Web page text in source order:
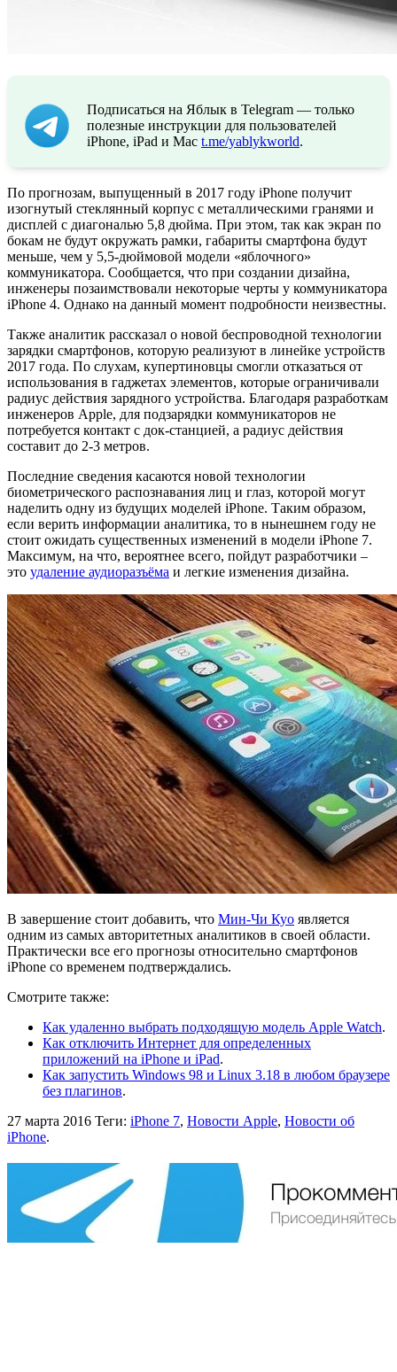
Подписаться на Яблык в Telegram — только
полезные инструкции для пользователей
iPhone, iPad и Mac t.me/yablykworld.
По прогнозам, выпущенный в 2017 году iPhone получит
изогнутый стеклянный корпус с металлическими гранями и
дисплей с диагональю 5,8 дюйма. При этом, так как экран по
бокам не будут окружать рамки, габариты смартфона будут
меньше, чем у 5,5-дюймовой модели «яблочного»
коммуникатора. Сообщается, что при создании дизайна,
инженеры позаимствовали некоторые черты у коммуникатора
iPhone 4. Однако на данный момент подробности неизвестны.
Также аналитик рассказал о новой беспроводной технологии
зарядки смартфонов, которую реализуют в линейке устройств
2017 года. По слухам, купертиновцы смогли отказаться от
использования в гаджетах элементов, которые ограничивали
радиус действия зарядного устройства. Благодаря разработкам
инженеров Apple, для подзарядки коммуникаторов не
потребуется контакт с док-станцией, а радиус действия
составит до 2-3 метров.
Последние сведения касаются новой технологии
биометрического распознавания лиц и глаз, которой могут
наделить одну из будущих моделей iPhone. Таким образом,
если верить информации аналитика, то в нынешнем году не
стоит ожидать существенных изменений в модели iPhone 7.
Максимум, на что, вероятнее всего, пойдут разработчики –
это удаление аудиоразъёма и легкие изменения дизайна.
В завершение стоит добавить, что Мин-Чи Куо является
одним из самых авторитетных аналитиков в своей области.
Практически все его прогнозы относительно смартфонов
iPhone со временем подтверждались.
Смотрите также:
Как удаленно выбрать подходящую модель Apple Watch.
Как отключить Интернет для определенных
приложений на iPhone и iPad.
Как запустить Windows 98 и Linux 3.18 в любом браузере
без плагинов.
27 марта 2016 Теги: iPhone 7, Новости Apple, Новости об
iPhone.